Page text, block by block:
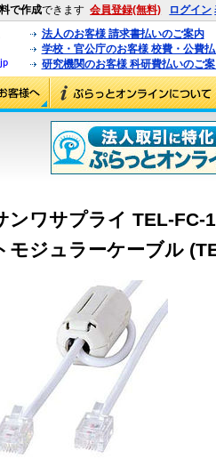
で作成できます 会員登録(無料) ログイン
法人のお客様 請求書払いのご案内
学校・官公庁のお客様 校費・公費
研究機関のお客様 科研費払いのご
ンワサプライ TEL-FC-
モジュラーケーブル